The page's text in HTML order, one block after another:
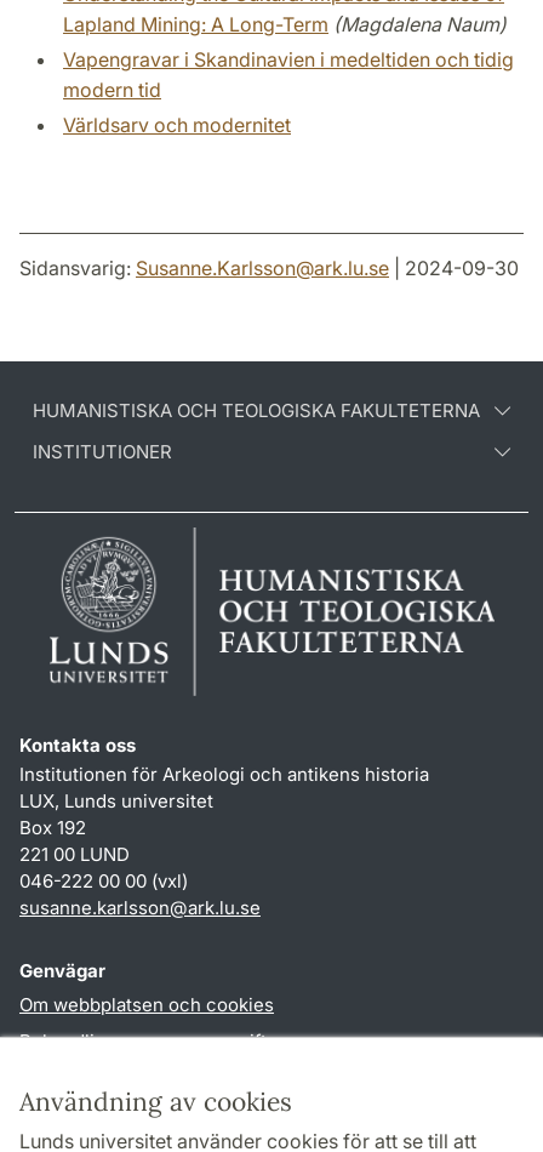
Användning av cookies
Lunds universitet använder cookies för att se till att
Lapland Mining: A Long-Term (Magdalena Naum)
Vapengravar i Skandinavien i medeltiden och tidig
modern tid
Världsarv och modernitet
Sidansvarig: Susanne.Karlsson@ark.lu.se | 2024-09-30
HUMANISTISKA OCH TEOLOGISKA FAKULTETERNA
INSTITUTIONER
Kontakta oss
Institutionen för Arkeologi och antikens historia
LUX, Lunds universitet
Box 192
221 00 LUND
046-222 00 00 (vxl)
susanne.karlsson@ark.lu.se
Genvägar
Om webbplatsen och cookies
Behandling av personuppgifter
TYPO3-login